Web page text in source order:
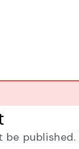
be published.